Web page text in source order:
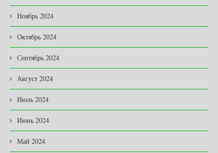
Ноябрь 2024
Октябрь 2024
Сентябрь 2024
Август 2024
Июль 2024
Июнь 2024
Май 2024